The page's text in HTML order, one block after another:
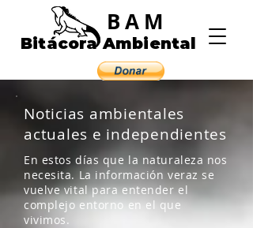
BAM
Bitácora Ambiental
Noticias ambientales
actuales e independientes
En estos días que la naturaleza nos
necesita. La información veraz se
vuelve vital para entender el
complejo entorno en el que
vivimos.